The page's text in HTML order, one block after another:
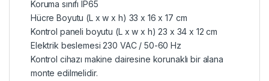
Koruma sınıfı IP65
Hücre Boyutu (L x w x h) 33 x 16 x 17 cm
Kontrol paneli boyutu (L x w x h) 23 x 34 x 12 cm
Elektrik beslemesi 230 VAC / 50-60 Hz
Kontrol cihazı makine dairesine korunaklı bir alana
monte edilmelidir.